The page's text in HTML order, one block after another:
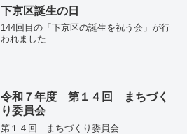
下京区誕生の日
144回目の「下京区の誕生を祝う会」が行
われました
令和７年度 第１４回 まちづく
り委員会
第１４回 まちづくり委員会